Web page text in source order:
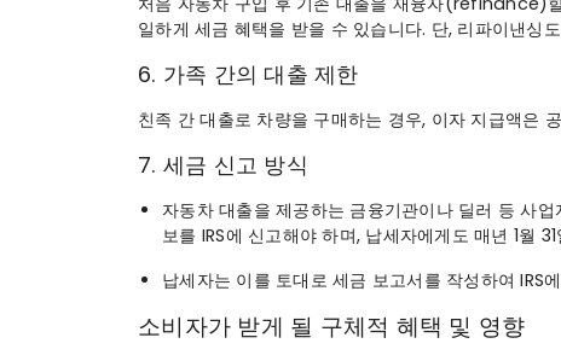
일하게 세금 혜택을 받을 수 있습니다. 단, 리파이낸
6. 가족 간의 대출 제한
친족 간 대출로 차량을 구매하는 경우, 이자 지급액은
7. 세금 신고 방식
자동차 대출을 제공하는 금융기관이나 딜러 등 사
보를 IRS에 신고해야 하며, 납세자에게도 매년 1월
납세자는 이를 토대로 세금 보고서를 작성하여 IRS
소비자가 받게 될 구체적 혜택 및 영향